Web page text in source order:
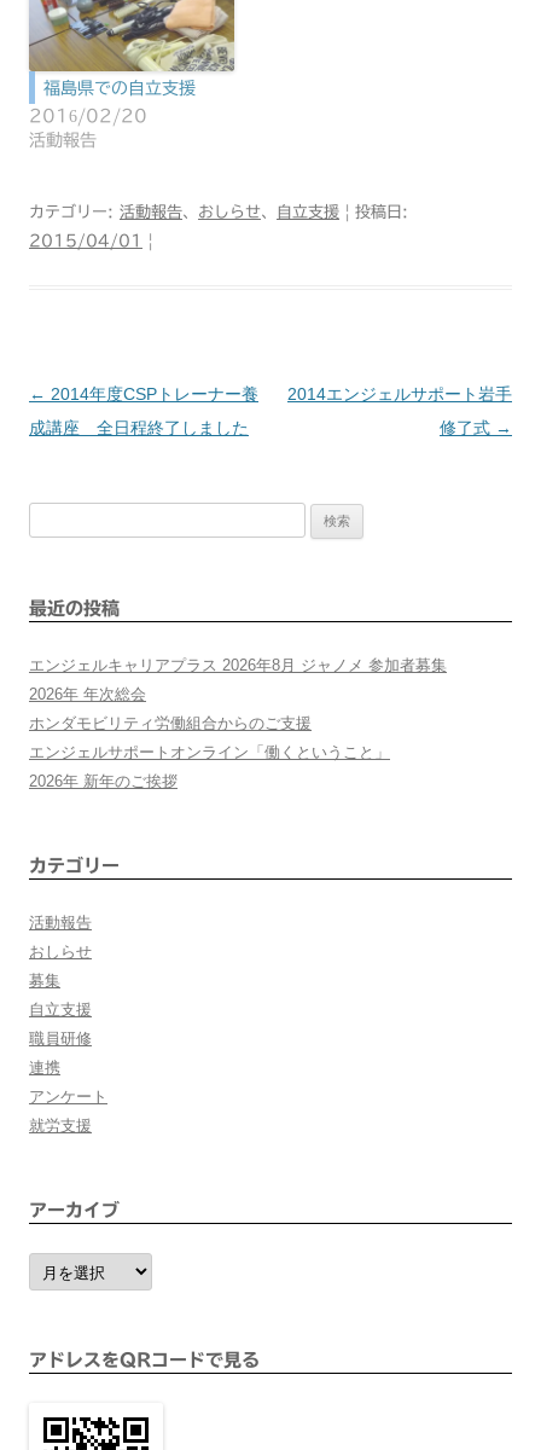
福島県での自立支援
2016/02/20
活動報告
カテゴリー: 活動報告、 おしらせ、 自立支援 | 投稿日:
2015/04/01
|
投
ー
シ
ン
← 2014年度CSPトレーナー養
成講座 全日程終了しました
2014エンジェルサポート岩手
修了式 →
最近の投稿
エンジェルキャリアプラス 2026年8月 ジャノメ 参加者募集
2026年 年次総会
ホンダモビリティ労働組合からのご支援
エンジェルサポートオンライン「働くということ」
2026年 新年のご挨拶
カテゴリー
活動報告
おしらせ
募集
自立支援
職員研修
連携
アンケート
就労支援
アーカイブ
ア
ー
カ
アドレスをQRコードで見る